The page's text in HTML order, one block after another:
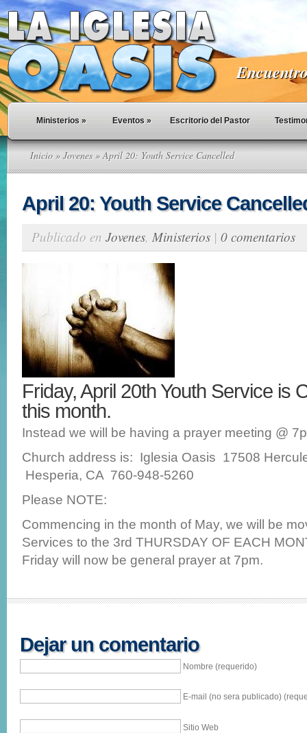
Ministerios » Eventos » Escritorio del Pastor
Inicio » Jovenes» April 20: Youth Service Cancelled
April 20: Youth Service
Publicado en Jovenes, Ministerios | 0 comentarios
Friday, April 20th Youth Service is
this month.
Instead we will be having a prayer meeting @
Church address is: Iglesia Oasis 17508
Hesperia, CA 760-948-5260
Please NOTE:
Commencing in the month of May, we will be
Services to the 3rd THURSDAY OF EACH
Friday will now be general prayer at 7pm.
Dejar un comentario
Nombre (requerido)
E-mail (no sera publicado)
Sitio Web